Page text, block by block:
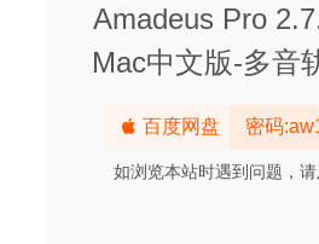
Amadeus Pro
Mac中文版-多音
百度网盘 密码
如浏览本站时遇到问题，请
Visual Studio Code 1.46.0 中文版
Adobe Lightroom Classic 2020
Adguard 2.5.0(849) Nightly 中文
2020-09-01